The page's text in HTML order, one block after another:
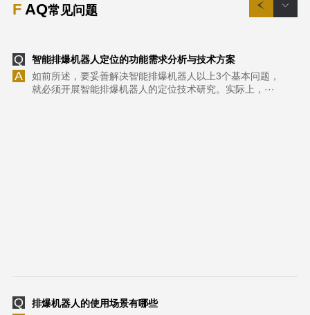
FAQ常见问题
Q 智能排爆机器人定位的功能需求分析与技术方案
A
如前所述，要妥善解决智能排爆机器人以上3个基本问题，
就必须开展智能排爆机器人的定位技术研究。实际上，···
Q 排爆机器人的使用场景有哪些